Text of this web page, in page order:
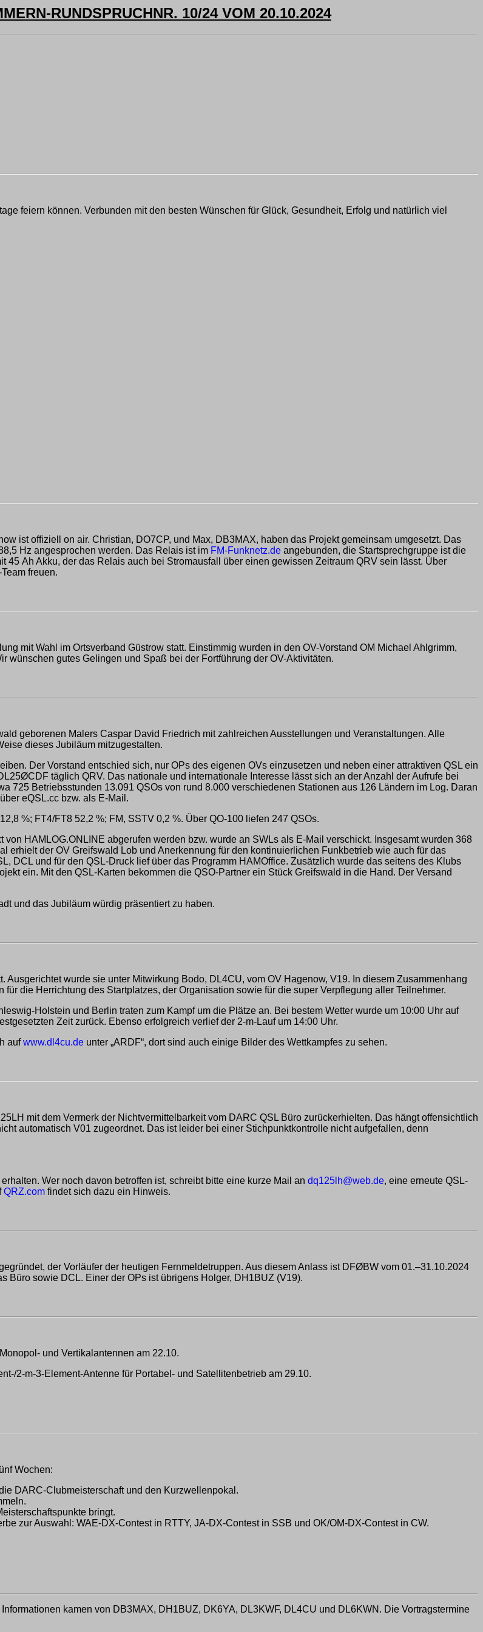
RUNDSPRUCHNR. 10/24 VOM 20.10.2024
feiern können. Verbunden mit den besten Wünschen für Glück, Gesundheit, Erfolg und natürlich viel
ist offiziell on air. Christian, DO7CP, und Max, DB3MAX, haben das Projekt gemeinsam umgesetzt. Das
Hz angesprochen werden. Das Relais ist im FM-Funknetz.de angebunden, die Startsprechgruppe ist die
Ah Akku, der das Relais auch bei Stromausfall über einen gewissen Zeitraum QRV sein lässt. Über
freuen.
mit Wahl im Ortsverband Güstrow statt. Einstimmig wurden in den OV-Vorstand OM Michael Ahlgrimm,
wünschen gutes Gelingen und Spaß bei der Fortführung der OV-Aktivitäten.
geborenen Malers Caspar David Friedrich mit zahlreichen Ausstellungen und Veranstaltungen. Alle
dieses Jubiläum mitzugestalten.
Der Vorstand entschied sich, nur OPs des eigenen OVs einzusetzen und neben einer attraktiven QSL ein
täglich QRV. Das nationale und internationale Interesse lässt sich an der Anzahl der Aufrufe bei
725 Betriebsstunden 13.091 QSOs von rund 8.000 verschiedenen Stationen aus 126 Ländern im Log. Daran
eQSL.cc bzw. als E-Mail.
%; FT4/FT8 52,2 %; FM, SSTV 0,2 %. Über QO-100 liefen 247 QSOs.
HAMLOG.ONLINE abgerufen werden bzw. wurde an SWLs als E-Mail verschickt. Insgesamt wurden 368
erhielt der OV Greifswald Lob und Anerkennung für den kontinuierlichen Funkbetrieb wie auch für das
DCL und für den QSL-Druck lief über das Programm HAMOffice. Zusätzlich wurde das seitens des Klubs
ein. Mit den QSL-Karten bekommen die QSO-Partner ein Stück Greifswald in die Hand. Der Versand
und das Jubiläum würdig präsentiert zu haben.
wurde sie unter Mitwirkung Bodo, DL4CU, vom OV Hagenow, V19. In diesem Zusammenhang
die Herrichtung des Startplatzes, der Organisation sowie für die super Verpflegung aller Teilnehmer.
Holstein und Berlin traten zum Kampf um die Plätze an. Bei bestem Wetter wurde um 10:00 Uhr auf
Zeit zurück. Ebenso erfolgreich verlief der 2-m-Lauf um 14:00 Uhr.
aufwww.dl4cu.de unter „ARDF“, dort sind auch einige Bilder des Wettkampfes zu sehen.
mit dem Vermerk der Nichtvermittelbarkeit vom DARC QSL Büro zurückerhielten. Das hängt offensichtlich
automatisch V01 zugeordnet. Das ist leider bei einer Stichpunktkontrolle nicht aufgefallen, denn
Wer noch davon betroffen ist, schreibt bitte eine kurze Mail an dq125lh@web.de, eine erneute QSL-
QRZ.com findet sich dazu ein Hinweis.
der Vorläufer der heutigen Fernmeldetruppen. Aus diesem Anlass ist DFØBW vom 01.–31.10.2024
Büro sowie DCL. Einer der OPs ist übrigens Holger, DH1BUZ (V19).
und Vertikalantennen am 22.10.
2-m-3-Element-Antenne für Portabel- und Satellitenbetrieb am 29.10.
Wochen:
DARC-Clubmeisterschaft und den Kurzwellenpokal.
bringt.
zur Auswahl: WAE-DX-Contest in RTTY, JA-DX-Contest in SSB und OK/OM-DX-Contest in CW.
kamen von DB3MAX, DH1BUZ, DK6YA, DL3KWF, DL4CU und DL6KWN. Die Vortragstermine